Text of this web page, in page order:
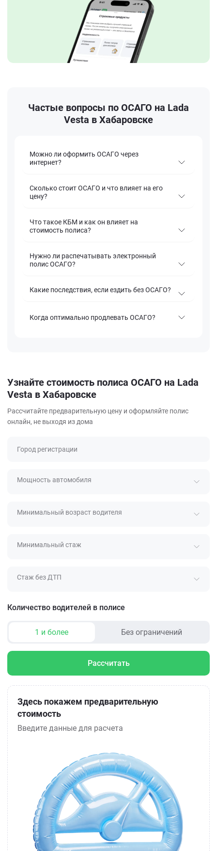
Частые вопросы по ОСАГО на Lada
Vesta в Хабаровске
Можно ли оформить ОСАГО через
интернет?
Сколько стоит ОСАГО и что влияет на его
цену?
Что такое КБМ и как он влияет на
стоимость полиса?
Нужно ли распечатывать электронный
полис ОСАГО?
Какие последствия, если ездить без ОСАГО?
Когда оптимально продлевать ОСАГО?
Узнайте стоимость полиса ОСАГО на Lada
Vesta в Хабаровске
Рассчитайте предварительную цену и оформляйте полис
онлайн, не выходя из дома
Город регистрации
Мощность автомобиля
Минимальный возраст водителя
Минимальный стаж
Стаж без ДТП
Количество водителей в полисе
1 и более Без ограничений
Рассчитать
Здесь покажем предварительную
стоимость
Введите данные для расчета